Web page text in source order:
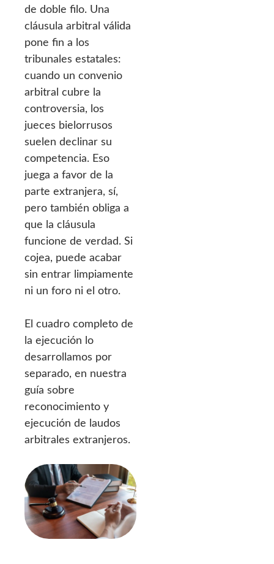
de doble filo. Una
cláusula arbitral válida
pone fin a los
tribunales estatales:
cuando un convenio
arbitral cubre la
controversia, los
jueces bielorrusos
suelen declinar su
competencia. Eso
juega a favor de la
parte extranjera, sí,
pero también obliga a
que la cláusula
funcione de verdad. Si
cojea, puede acabar
sin entrar limpiamente
ni un foro ni el otro.
El cuadro completo de
la ejecución lo
desarrollamos por
separado, en nuestra
guía sobre
reconocimiento y
ejecución de laudos
arbitrales extranjeros.